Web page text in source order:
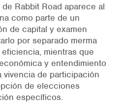
Rabbit Road aparece al
como parte de un
de capital y examen
por separado merma
mientras que
y entendimiento
vivencia de participación
de elecciones
específicos.